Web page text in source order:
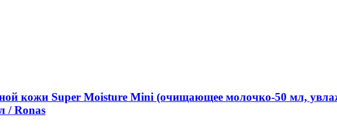
кожи Super Moisture Mini (очищающее молочко-50 мл,
/ Ronas